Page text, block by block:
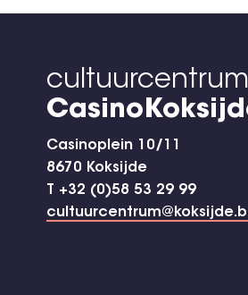
cultuurcentrum
Casinoplein 10/11
8670 Koksijde
T +32 (0)58 53 29 99